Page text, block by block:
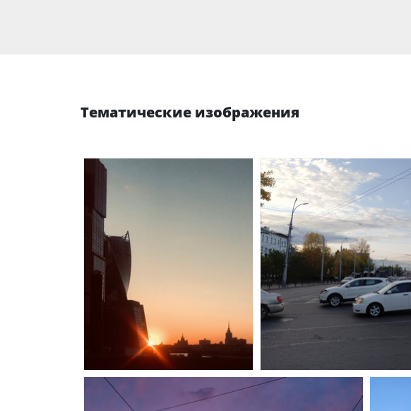
Тематические изображения